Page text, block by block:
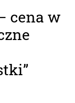
cena w